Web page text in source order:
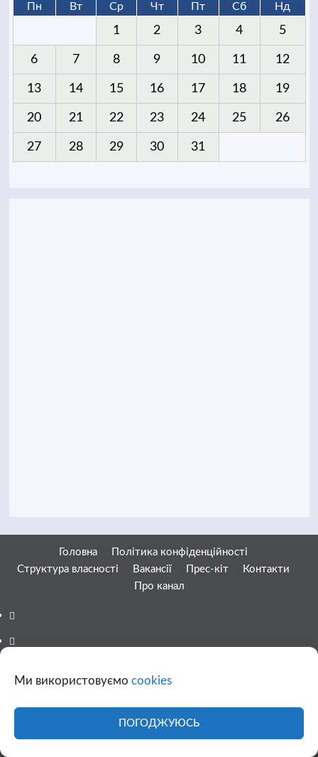
Ми використовуємо cookies
ПОГОДЖУЮСЬ
Пн Вт Ср Чт Пт Сб Нд
1 2 3 4 5
6 7 8 9 10 11 12
13 14 15 16 17 18 19
20 21 22 23 24 25 26
27 28 29 30 31
Головна
Політика конфіденційності
Структура власності
Вакансії Прес-кіт
Контакти
Про канал
Facebook
YouTube